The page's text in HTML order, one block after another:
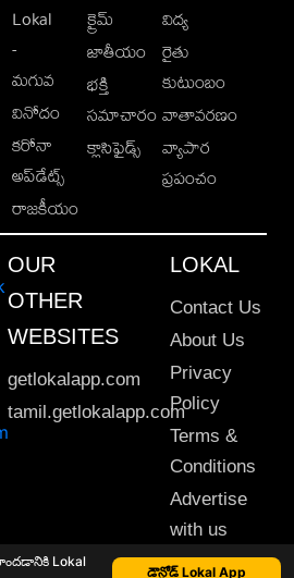
Lokal
డౌన్లోడ్ Lokal App
Lokal
-
మగువ
వినోదం
కరోనా
అప్‌డేట్స్
రాజకీయం
క్రైమ్
జాతీయం
భక్తి
సమాచారం
క్లాసిఫైడ్స్
విద్య
రైతు
కుటుంబం
వాతావరణం
వ్యాపార
ప్రపంచం
OUR
OTHER
WEBSITES
getlokalapp.com
tamil.getlokalapp.com
LOKAL
Contact Us
About Us
Privacy
Policy
Terms &
Conditions
Advertise
with us
Sitemap